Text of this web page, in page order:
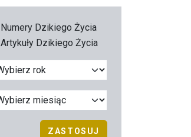
Numery Dzikiego Życia
Artykuły Dzikiego Życia
ZASTOSUJ